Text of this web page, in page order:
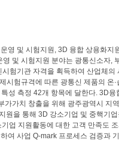
영 및 시험지원, 3D 융합 상용화지
및 시험지원 분야는 광통신소자,
험기관 자격을 획득하여 산업체의
시험규격에 따른 광통신 제품의 온
성 측정 42개 항목에 달한다. 3D
가치 창출을 위해 광주광역시 지
원을 통해 3D 강소기업 및 중핵기
업 지원활동에 대한 고객 만족도
여 사업 Q-mark 프로세스 검증과